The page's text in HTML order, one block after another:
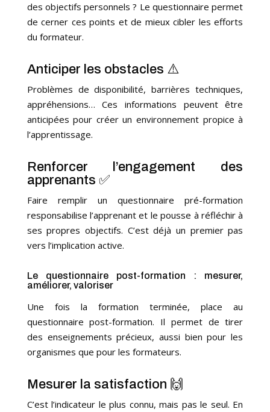
des objectifs personnels ? Le questionnaire permet
de cerner ces points et de mieux cibler les efforts
du formateur.
Anticiper les obstacles ⚠️
Problèmes de disponibilité, barrières techniques,
appréhensions… Ces informations peuvent être
anticipées pour créer un environnement propice à
l’apprentissage.
Renforcer l’engagement des
apprenants ✅
Faire remplir un questionnaire pré-formation
responsabilise l’apprenant et le pousse à réfléchir à
ses propres objectifs. C’est déjà un premier pas
vers l’implication active.
Le questionnaire post-formation : mesurer,
améliorer, valoriser
Une fois la formation terminée, place au
questionnaire post-formation. Il permet de tirer
des enseignements précieux, aussi bien pour les
organismes que pour les formateurs.
Mesurer la satisfaction 🙌
C’est l’indicateur le plus connu, mais pas le seul. En